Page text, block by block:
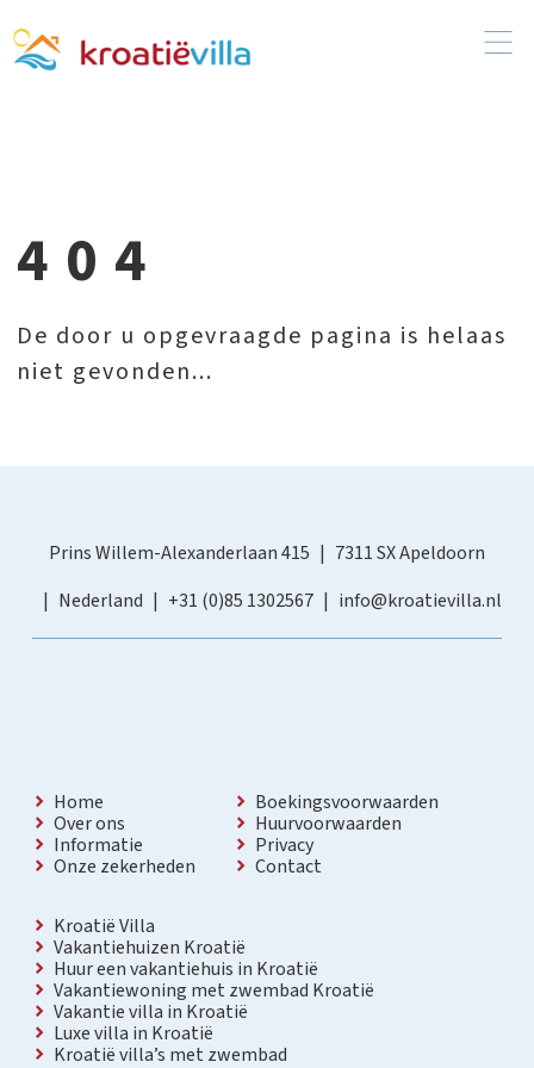
404
De door u opgevraagde pagina is helaas
niet gevonden...
Prins Willem-Alexanderlaan 415
7311 SX Apeldoorn
Nederland
+31 (0)85 1302567 info@kroatievilla.nl
Home
Over ons
Informatie
Onze zekerheden
Boekingsvoorwaarden
Huurvoorwaarden
Privacy
Contact
Kroatië Villa
Vakantiehuizen Kroatië
Huur een vakantiehuis in Kroatië
Vakantiewoning met zwembad Kroatië
Vakantie villa in Kroatië
Luxe villa in Kroatië
Kroatië villa’s met zwembad